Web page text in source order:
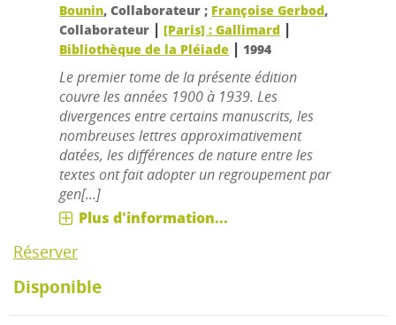
Bounin, Collaborateur ; Françoise Gerbod,
Collaborateur |[Paris] : Gallimard |
Bibliothèque de la Pléiade | 1994
Le premier tome de la présente édition
couvre les années 1900 à 1939. Les
divergences entre certains manuscrits, les
nombreuses lettres approximativement
datées, les différences de nature entre les
textes ont fait adopter un regroupement par
gen[...]
Plus d'information...
Réserver
Disponible